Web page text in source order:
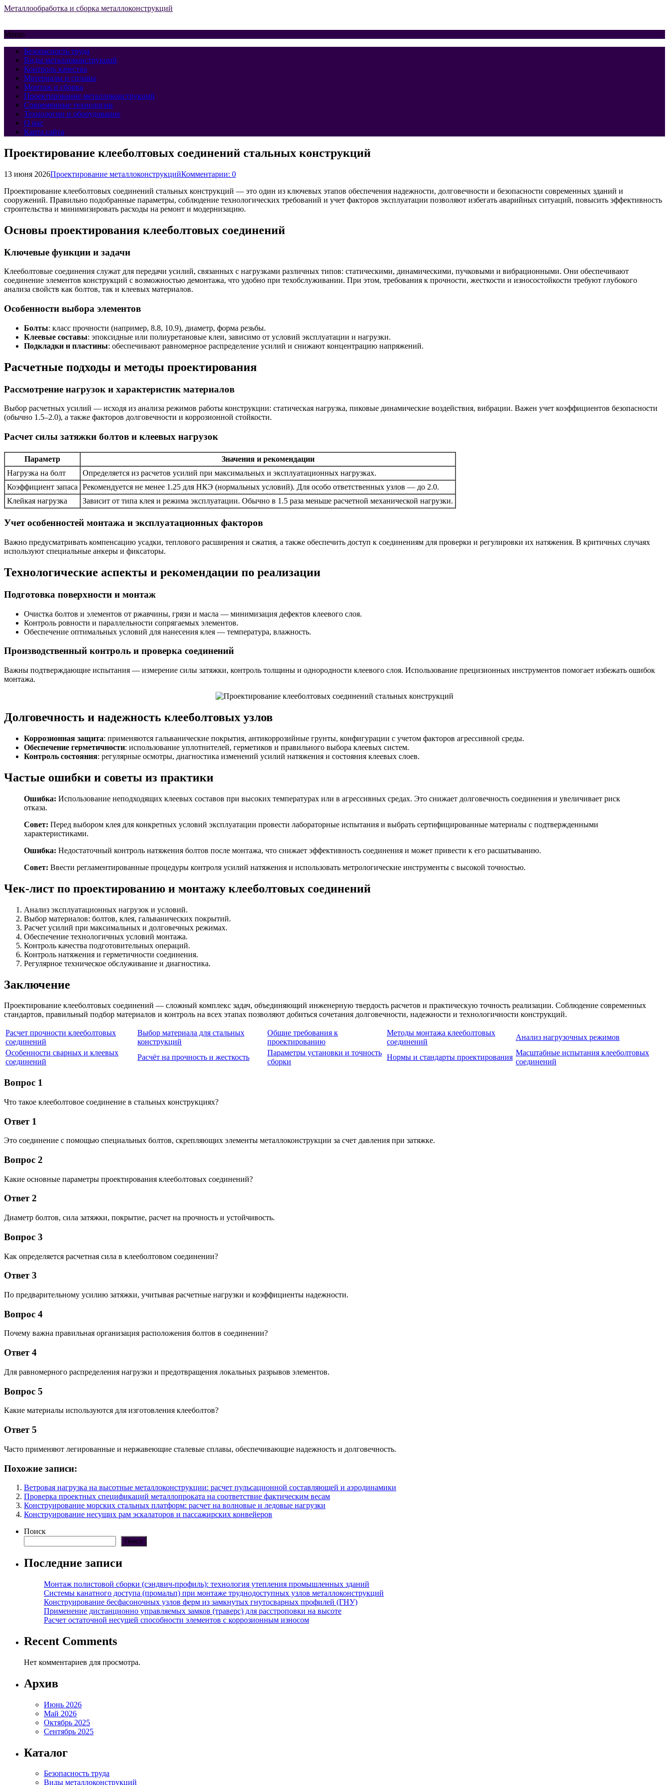
Металлообработка и сборка металлоконструкций
Меню
Безопасность труда
Виды металлоконструкций
Контроль качества
Материалы и сплавы
Монтаж и сборка
Проектирование металлоконструкций
Современные технологии
Технологии и оборудование
О нас
Карта сайта
Проектирование клееболтовых соединений стальных конструкций
13 июня 2026Проектирование металлоконструкцийКомментарии: 0
Проектирование клееболтовых соединений стальных конструкций — это один из ключевых этапов обеспечения надежности, долговечности и безопасности современных зданий и
сооружений. Правильно подобранные параметры, соблюдение технологических требований и учет факторов эксплуатации позволяют избегать аварийных ситуаций, повысить эффективность
строительства и минимизировать расходы на ремонт и модернизацию.
Основы проектирования клееболтовых соединений
Ключевые функции и задачи
Клееболтовые соединения служат для передачи усилий, связанных с нагрузками различных типов: статическими, динамическими, пучковыми и вибрационными. Они обеспечивают
соединение элементов конструкций с возможностью демонтажа, что удобно при техобслуживании. При этом, требования к прочности, жесткости и износостойкости требуют глубокого
анализа свойств как болтов, так и клеевых материалов.
Особенности выбора элементов
Болты: класс прочности (например, 8.8, 10.9), диаметр, форма резьбы.
Клеевые составы: эпоксидные или полиуретановые клеи, зависимо от условий эксплуатации и нагрузки.
Подкладки и пластины: обеспечивают равномерное распределение усилий и снижают концентрацию напряжений.
Расчетные подходы и методы проектирования
Рассмотрение нагрузок и характеристик материалов
Выбор расчетных усилий — исходя из анализа режимов работы конструкции: статическая нагрузка, пиковые динамические воздействия, вибрации. Важен учет коэффициентов безопасности
(обычно 1.5–2.0), а также факторов долговечности и коррозионной стойкости.
Расчет силы затяжки болтов и клеевых нагрузок
Параметр
Значения и рекомендации
Нагрузка на болт
Определяется из расчетов усилий при максимальных и эксплуатационных нагрузках.
Коэффициент запаса
Рекомендуется не менее 1.25 для НКЭ (нормальных условий). Для особо ответственных узлов — до 2.0.
Клейкая нагрузка
Зависит от типа клея и режима эксплуатации. Обычно в 1.5 раза меньше расчетной механической нагрузки.
Учет особенностей монтажа и эксплуатационных факторов
Важно предусматривать компенсацию усадки, теплового расширения и сжатия, а также обеспечить доступ к соединениям для проверки и регулировки их натяжения. В критичных случаях
используют специальные анкеры и фиксаторы.
Технологические аспекты и рекомендации по реализации
Подготовка поверхности и монтаж
Очистка болтов и элементов от ржавчины, грязи и масла — минимизация дефектов клеевого слоя.
Контроль ровности и параллельности сопрягаемых элементов.
Обеспечение оптимальных условий для нанесения клея — температура, влажность.
Производственный контроль и проверка соединений
Важны подтверждающие испытания — измерение силы затяжки, контроль толщины и однородности клеевого слоя. Использование прецизионных инструментов помогает избежать ошибок
монтажа.
Долговечность и надежность клееболтовых узлов
Коррозионная защита: применяются гальванические покрытия, антикоррозийные грунты, конфигурации с учетом факторов агрессивной среды.
Обеспечение герметичности: использование уплотнителей, герметиков и правильного выбора клеевых систем.
Контроль состояния: регулярные осмотры, диагностика изменений усилий натяжения и состояния клеевых слоев.
Частые ошибки и советы из практики
Ошибка: Использование неподходящих клеевых составов при высоких температурах или в агрессивных средах. Это снижает долговечность соединения и увеличивает риск
отказа.
Совет: Перед выбором клея для конкретных условий эксплуатации провести лабораторные испытания и выбрать сертифицированные материалы с подтвержденными
характеристиками.
Ошибка: Недостаточный контроль натяжения болтов после монтажа, что снижает эффективность соединения и может привести к его расшатыванию.
Совет: Ввести регламентированные процедуры контроля усилий натяжения и использовать метрологические инструменты с высокой точностью.
Чек-лист по проектированию и монтажу клееболтовых соединений
Анализ эксплуатационных нагрузок и условий.
Выбор материалов: болтов, клея, гальванических покрытий.
Расчет усилий при максимальных и долговечных режимах.
Обеспечение технологичных условий монтажа.
Контроль качества подготовительных операций.
Контроль натяжения и герметичности соединения.
Регулярное техническое обслуживание и диагностика.
Заключение
Проектирование клееболтовых соединений — сложный комплекс задач, объединяющий инженерную твердость расчетов и практическую точность реализации. Соблюдение современных
стандартов, правильный подбор материалов и контроль на всех этапах позволяют добиться сочетания долговечности, надежности и технологичности конструкций.
Расчет прочности клееболтовых
соединений
Выбор материала для стальных
конструкций
Общие требования к
проектированию
Методы монтажа клееболтовых
соединений
Анализ нагрузочных режимов
Особенности сварных и клеевых
соединений
Расчёт на прочность и жесткость
Параметры установки и точность
сборки
Нормы и стандарты проектирования
Масштабные испытания клееболтовых
соединений
Вопрос 1
Что такое клееболтовое соединение в стальных конструкциях?
Ответ 1
Это соединение с помощью специальных болтов, скрепляющих элементы металлоконструкции за счет давления при затяжке.
Вопрос 2
Какие основные параметры проектирования клееболтовых соединений?
Ответ 2
Диаметр болтов, сила затяжки, покрытие, расчет на прочность и устойчивость.
Вопрос 3
Как определяется расчетная сила в клееболтовом соединении?
Ответ 3
По предварительному усилию затяжки, учитывая расчетные нагрузки и коэффициенты надежности.
Вопрос 4
Почему важна правильная организация расположения болтов в соединении?
Ответ 4
Для равномерного распределения нагрузки и предотвращения локальных разрывов элементов.
Вопрос 5
Какие материалы используются для изготовления клееболтов?
Ответ 5
Часто применяют легированные и нержавеющие сталевые сплавы, обеспечивающие надежность и долговечность.
Похожие записи:
Ветровая нагрузка на высотные металлоконструкции: расчет пульсационной составляющей и аэродинамики
Проверка проектных спецификаций металлопроката на соответствие фактическим весам
Конструирование морских стальных платформ: расчет на волновые и ледовые нагрузки
Конструирование несущих рам эскалаторов и пассажирских конвейеров
Поиск
Поиск
Последние записи
Монтаж полистовой сборки (сэндвич-профиль): технология утепления промышленных зданий
Системы канатного доступа (промальп) при монтаже труднодоступных узлов металлоконструкций
Конструирование бесфасоночных узлов ферм из замкнутых гнутосварных профилей (ГНУ)
Применение дистанционно управляемых замков (траверс) для расстроповки на высоте
Расчет остаточной несущей способности элементов с коррозионным износом
Recent Comments
Нет комментариев для просмотра.
Архив
Июнь 2026
Май 2026
Октябрь 2025
Сентябрь 2025
Каталог
Безопасность труда
Виды металлоконструкций